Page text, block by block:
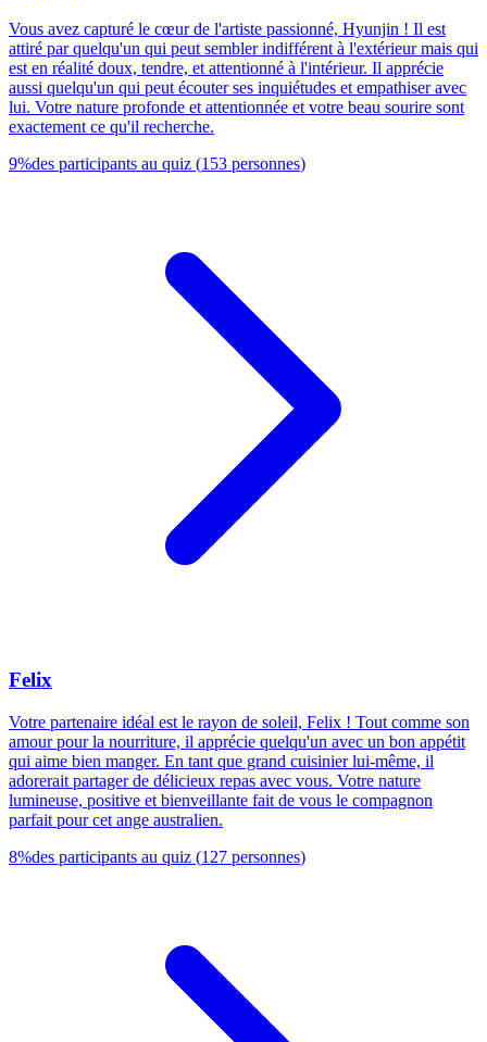
Vous avez capturé le cœur de l'artiste passionné, Hyunjin ! Il est
attiré par quelqu'un qui peut sembler indifférent à l'extérieur mais qui
est en réalité doux, tendre, et attentionné à l'intérieur. Il apprécie
aussi quelqu'un qui peut écouter ses inquiétudes et empathiser avec
lui. Votre nature profonde et attentionnée et votre beau sourire sont
exactement ce qu'il recherche.
9%des participants au quiz (153 personnes)
Felix
Votre partenaire idéal est le rayon de soleil, Felix ! Tout comme son
amour pour la nourriture, il apprécie quelqu'un avec un bon appétit
qui aime bien manger. En tant que grand cuisinier lui-même, il
adorerait partager de délicieux repas avec vous. Votre nature
lumineuse, positive et bienveillante fait de vous le compagnon
parfait pour cet ange australien.
8%des participants au quiz (127 personnes)